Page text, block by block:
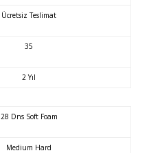
Ücretsiz Teslimat
35
2 Yıl
28 Dns Soft Foam
Medium Hard